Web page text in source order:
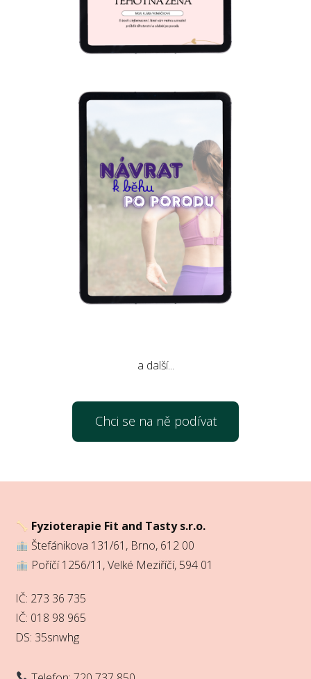
a další...
Chci se na ně podívat
Fyzioterapie Fit and Tasty s.r.o.
Štefánikova 131/61, Brno, 612 00
Poříčí 1256/11, Velké Meziříčí, 594 01
IČ: 273 36 735
IČ: 018 98 965
DS: 35snwhg